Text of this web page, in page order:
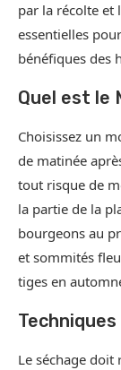
par la récolte et
essentielles
bénéfiques des
Quel est le
Choisissez un
de matinée
tout risque de
la partie de la
bourgeons au
et sommités
tiges en
Le séchage doit